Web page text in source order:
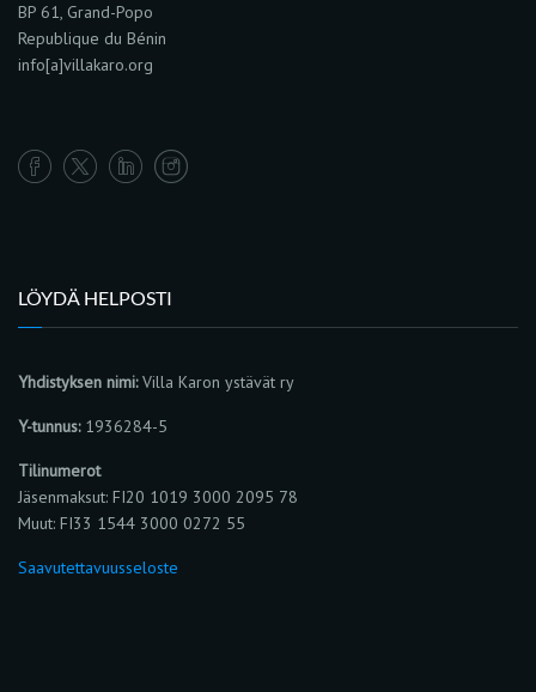
BP 61, Grand-Popo
Republique du Bénin
info[a]villakaro.org
LÖYDÄ HELPOSTI
Yhdistyksen nimi:Villa Karon ystävät ry
Y-tunnus:1936284-5
Tilinumerot
Jäsenmaksut: FI20 1019 3000 2095 78
Muut: FI33 1544 3000 0272 55
Saavutettavuusseloste